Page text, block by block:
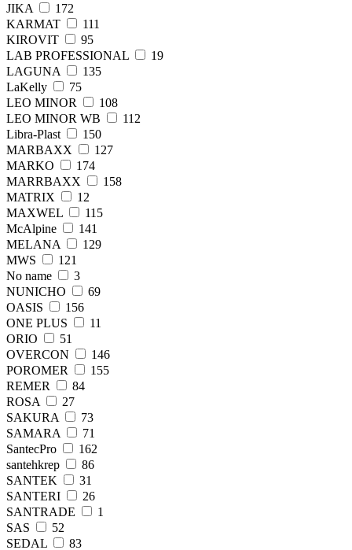
JIKA
172
KARMAT
111
KIROVIT
95
LAB PROFESSIONAL
19
LAGUNA
135
LaKelly
75
LEO MINOR
108
LEO MINOR WB
112
Libra-Plast
150
MARBAXX
127
MARKO
174
MARRBAXX
158
MATRIX
12
MAXWEL
115
McAlpine
141
MELANA
129
MWS
121
No name
3
NUNICHO
69
OASIS
156
ONE PLUS
11
ORIO
51
OVERCON
146
POROMER
155
REMER
84
ROSA
27
SAKURA
73
SAMARA
71
SantecPro
162
santehkrер
86
SANTEK
31
SANTERI
26
SANTRADE
1
SAS
52
SEDAL
83